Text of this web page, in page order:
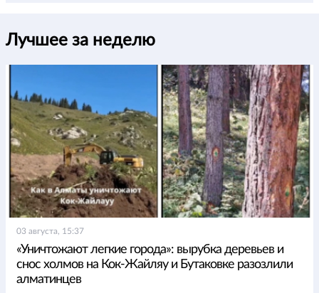
Лучшее за неделю
03 августа, 15:37
«Уничтожают легкие города»: вырубка деревьев и
снос холмов на Кок-Жайляу и Бутаковке разозлили
алматинцев